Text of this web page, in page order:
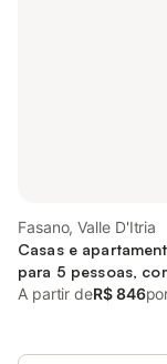
Fasano, Valle D'Itria
Casas e
para 5 pessoas,
A partir deR$ 846